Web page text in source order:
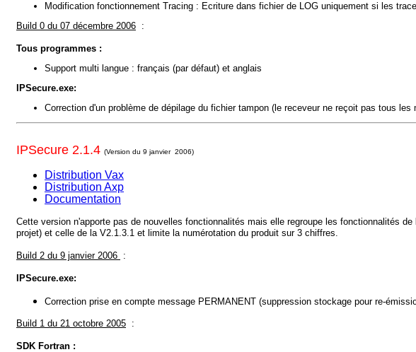
Modification fonctionnement Tracing : Ecriture dans fichier de LOG uniquement si les
Build 0 du 07 décembre 2006 :
Tous programmes :
Support multi langue : français (par défaut) et anglais
IPSecure.exe:
Correction d'un problème de dépilage du fichier tampon (le receveur ne reçoit pas tous les
IPSecure 2.1.4 (Version du 9 janvier 2006)
Distribution Vax
Distribution Axp
Documentation
Cette version n'apporte pas de nouvelles fonctionnalités mais elle regroupe les fonctionnalités
projet) et celle de la V2.1.3.1 et limite la numérotation du produit sur 3 chiffres.
Build 2 du 9 janvier 2006 :
IPSecure.exe:
Correction prise en compte message PERMANENT (suppression stockage pour re-
Build 1 du 21 octobre 2005 :
SDK Fortran :